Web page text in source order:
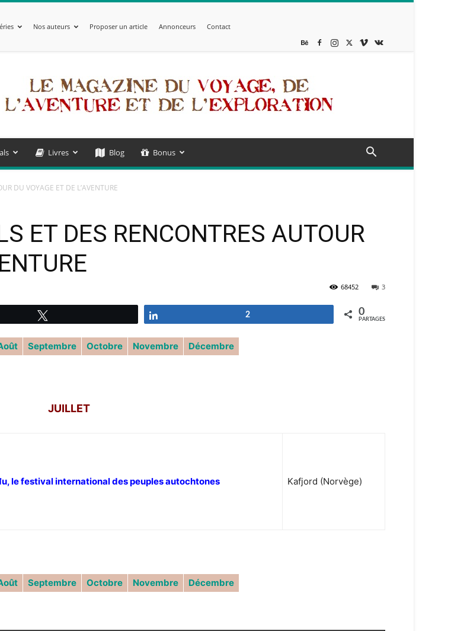
Nos auteurs Proposer un article Annonceurs Contact
Livres Blog Bonus
DU VOYAGE ET DE L’AVENTURE
ET DES RENCONTRES AUTOUR
3
68452
2 0
PARTAGES
Septembre Octobre Novembre Décembre
JUILLET
le festival international des peuples autochtones Kafjord (Norvège)
Septembre Octobre Novembre Décembre